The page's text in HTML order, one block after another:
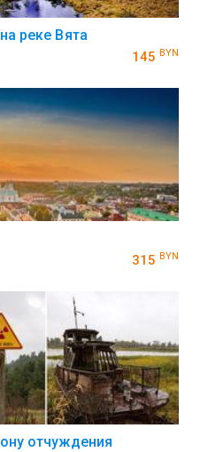
реке Вята
145 BYN
315 BYN
отчуждения